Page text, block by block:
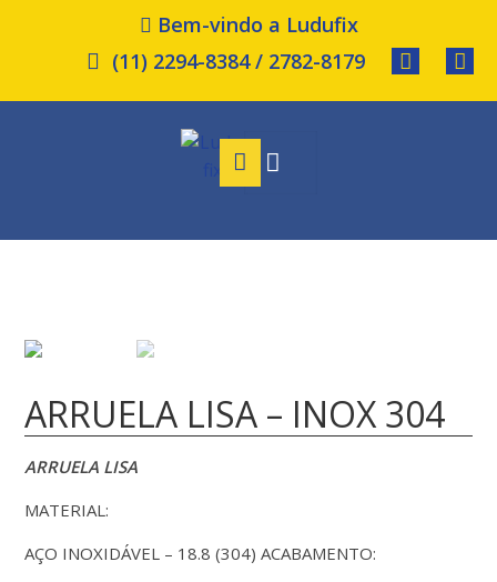
Bem-vindo a Ludufix
(11) 2294-8384 / 2782-8179
ARRUELA LISA – INOX 304
ARRUELA LISA
MATERIAL:
AÇO INOXIDÁVEL – 18.8 (304) ACABAMENTO: